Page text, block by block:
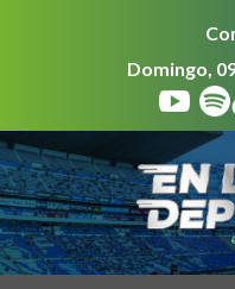
Domingo,